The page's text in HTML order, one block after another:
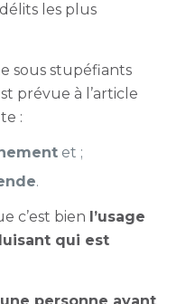
les plus
sous stupéfiants
prévue à l’article
:
et ;
.
c’est bien l’usage
qui est